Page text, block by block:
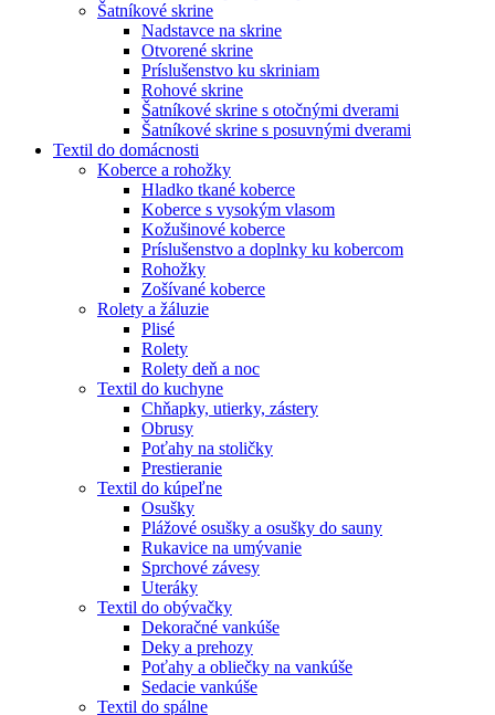
Šatníkové skrine
Nadstavce na skrine
Otvorené skrine
Príslušenstvo ku skriniam
Rohové skrine
Šatníkové skrine s otočnými dverami
Šatníkové skrine s posuvnými dverami
Textil do domácnosti
Koberce a rohožky
Hladko tkané koberce
Koberce s vysokým vlasom
Kožušinové koberce
Príslušenstvo a doplnky ku kobercom
Rohožky
Zošívané koberce
Rolety a žáluzie
Plisé
Rolety
Rolety deň a noc
Textil do kuchyne
Chňapky, utierky, zástery
Obrusy
Poťahy na stoličky
Prestieranie
Textil do kúpeľne
Osušky
Plážové osušky a osušky do sauny
Rukavice na umývanie
Sprchové závesy
Uteráky
Textil do obývačky
Dekoračné vankúše
Deky a prehozy
Poťahy a obliečky na vankúše
Sedacie vankúše
Textil do spálne